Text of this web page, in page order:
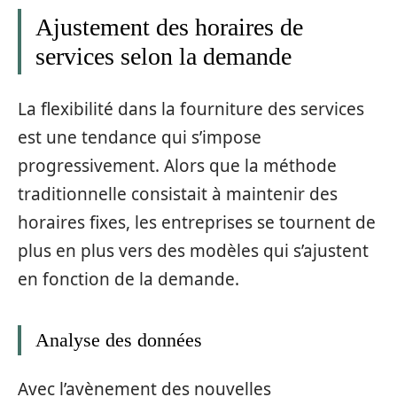
Ajustement des horaires de
services selon la demande
La flexibilité dans la fourniture des services
est une tendance qui s’impose
progressivement. Alors que la méthode
traditionnelle consistait à maintenir des
horaires fixes, les entreprises se tournent de
plus en plus vers des modèles qui s’ajustent
en fonction de la demande.
Analyse des données
Avec l’avènement des nouvelles